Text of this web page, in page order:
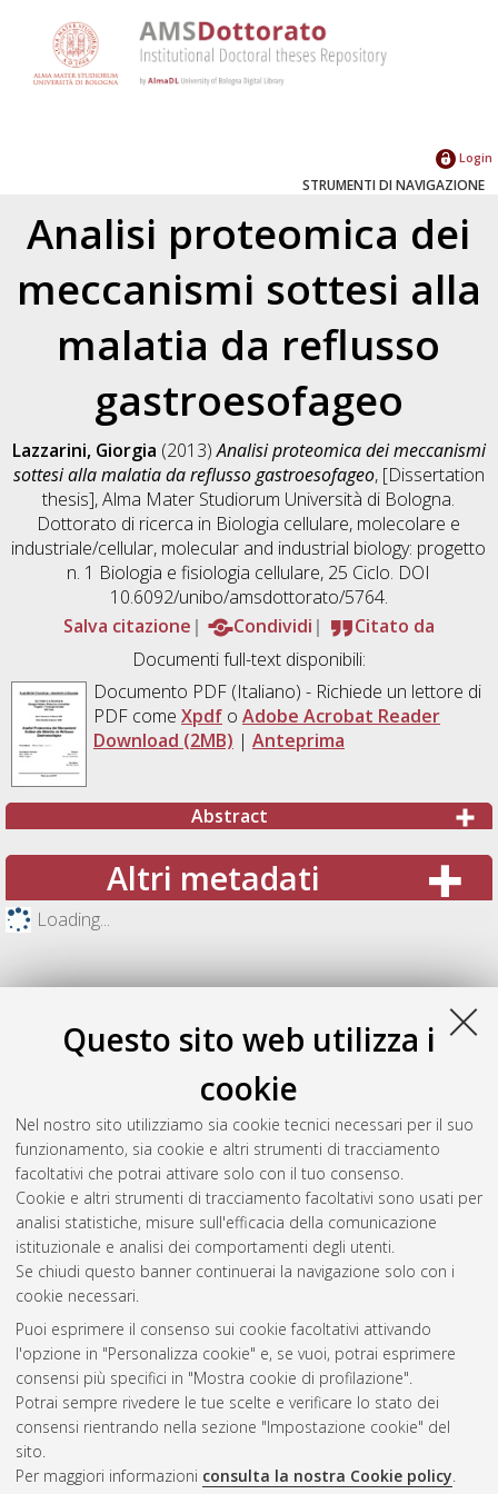
Questo sito web utilizza i
cookie
Nel nostro sito utilizziamo sia cookie tecnici necessari per il suo
funzionamento, sia cookie e altri strumenti di tracciamento
facoltativi che potrai attivare solo con il tuo consenso.
Cookie e altri strumenti di tracciamento facoltativi sono usati per
analisi statistiche, misure sull'efficacia della comunicazione
istituzionale e analisi dei comportamenti degli utenti.
Se chiudi questo banner continuerai la navigazione solo con i
cookie necessari.
Puoi esprimere il consenso sui cookie facoltativi attivando
l'opzione in "Personalizza cookie" e, se vuoi, potrai esprimere
consensi più specifici in "Mostra cookie di profilazione".
Potrai sempre rivedere le tue scelte e verificare lo stato dei
consensi rientrando nella sezione "Impostazione cookie" del
sito.
Per maggiori informazioni consulta la nostra Cookie policy.
Login
STRUMENTI DI NAVIGAZIONE
Analisi proteomica dei
meccanismi sottesi alla
malatia da reflusso
gastroesofageo
Lazzarini, Giorgia (2013)Analisi proteomica dei meccanismi
sottesi alla malatia da reflusso gastroesofageo, [Dissertation
thesis], Alma Mater Studiorum Università di Bologna.
Dottorato di ricerca in Biologia cellulare, molecolare e
industriale/cellular, molecular and industrial biology: progetto
n. 1 Biologia e fisiologia cellulare, 25 Ciclo. DOI
10.6092/unibo/amsdottorato/5764.
Salva citazione
Condividi
Citato da
Documenti full-text disponibili:
Documento PDF(Italiano) - Richiede un lettore di
PDF come Xpdfo Adobe Acrobat Reader
Download (2MB) | Anteprima
Abstract
Altri metadati
Loading...
Gestione del documento:
Atom
Rss 1.0
Rss 2.0
ISSN: 2038-7946